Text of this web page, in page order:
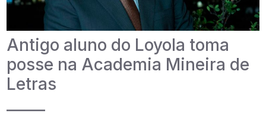
Antigo aluno do Loyola toma
posse na Academia Mineira de
Letras